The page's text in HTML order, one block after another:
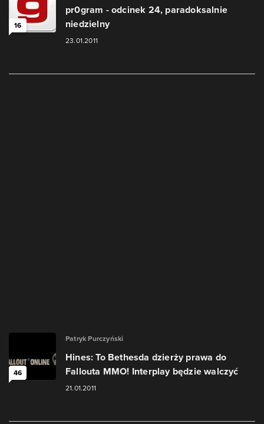
16
pr0gram - odcinek 24, paradoksalnie
niedzielny
23.01.2011
46
Patryk Purczyński
Hines: To Bethesda dzierży prawa do
Fallouta MMO! Interplay będzie walczyć
21.01.2011